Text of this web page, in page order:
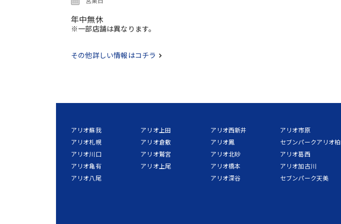
年中無休
※一部店舗は異なります。
その他詳しい情報はコチラ
アリオ蘇我
アリオ札幌
アリオ川口
アリオ亀有
アリオ八尾
アリオ上田
アリオ倉敷
アリオ鷲宮
アリオ上尾
アリオ西新井
アリオ鳳
アリオ北砂
アリオ橋本
アリオ深谷
アリオ市原
セブンパークアリオ柏
アリオ葛西
アリオ加古川
セブンパーク天美